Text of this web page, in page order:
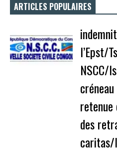
ARTICLES POPULAIRES
l’Epst/
NSCC/
retenue
des
caritas/